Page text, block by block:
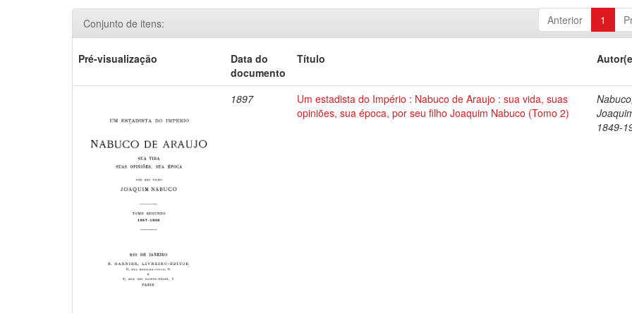
Anterior 1
Conjunto de itens:
Pré-visualização
Data do
documento
Título
1897
Um estadista do Império : Nabuco de Araujo : sua vida, suas
opiniões, sua época, por seu filho Joaquim Nabuco (Tomo 2)
Nabuco,
1849-